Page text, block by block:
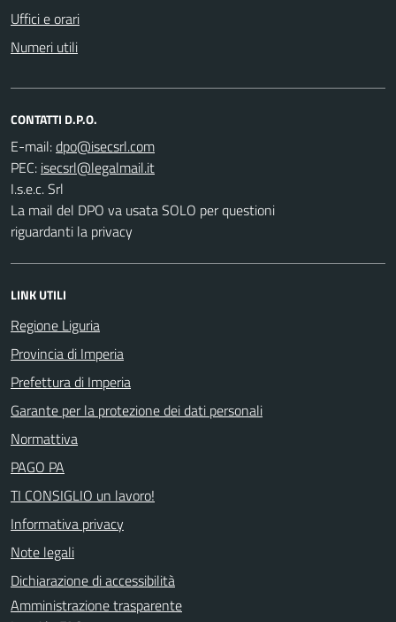
Uffici e orari
Numeri utili
CONTATTI D.P.O.
E-mail:
PEC:
I.s.e.c. Srl
La mail del DPO va usata SOLO per questioni
riguardanti la privacy
LINK UTILI
Regione Liguria
Provincia di Imperia
Prefettura di Imperia
Garante per la protezione dei dati personali
Normattiva
PAGO PA
TI CONSIGLIO un lavoro!
Informativa privacy
Note legali
Dichiarazione di accessibilità
Amministrazione trasparente